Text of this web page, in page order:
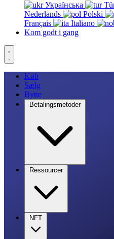
Українська
Nederlands
Polski
Français
Italiano
Kom godt i gang
Køb
Sælg
Bytte
Betalingsmetoder
Ressourcer
NFT